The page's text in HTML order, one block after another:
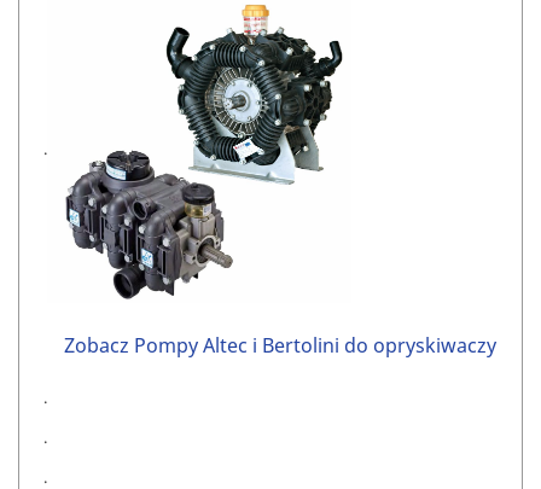
.
Zobacz Pompy Altec i Bertolini do opryskiwaczy
.
.
.